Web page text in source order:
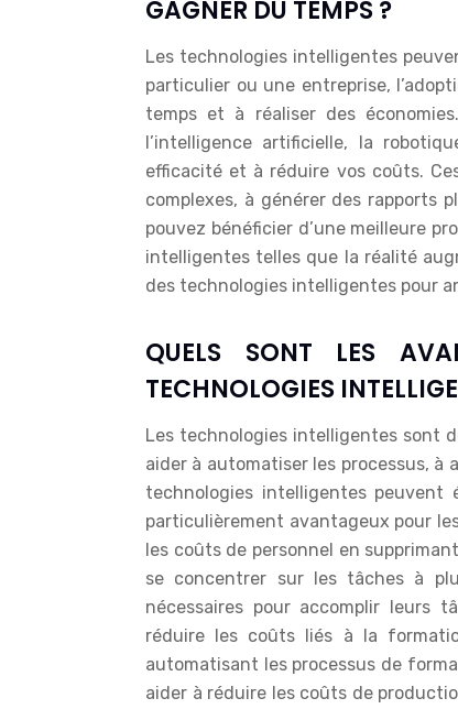
GAGNER DU TEMPS ?
Les technologies intelligentes
particulier ou une entreprise,
temps et à réaliser des
l’intelligence artificielle, la
efficacité et à réduire vos coûts.
complexes, à générer des rapports
pouvez bénéficier d’une meilleure
intelligentes telles que la réalité
des technologies intelligentes pour
QUELS SONT LES
TECHNOLOGIES
Les technologies intelligentes sont
aider à automatiser les processus,
technologies intelligentes peuvent
particulièrement avantageux pour
les coûts de personnel en
se concentrer sur les tâches à
nécessaires pour accomplir leurs
réduire les coûts liés à la
automatisant les processus de
aider à réduire les coûts de